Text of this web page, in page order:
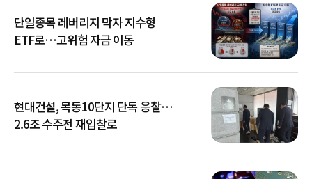
단일종목 레버리지 막자 지수형
ETF로…고위험 자금 이동
현대건설, 목동10단지 단독 응찰…
2.6조 수주전 재입찰로